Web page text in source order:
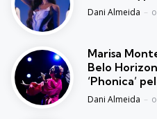
Posted
Dani Almeida
Marisa
Belo
‘Phonica’
Posted
Dani Almeida